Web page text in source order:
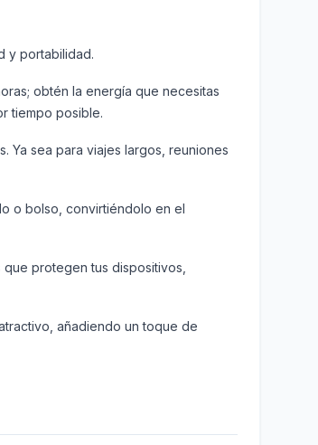
y portabilidad.
obtén la energía que necesitas
tiempo posible.
Ya sea para viajes largos, reuniones
o bolso, convirtiéndolo en el
protegen tus dispositivos,
añadiendo un toque de